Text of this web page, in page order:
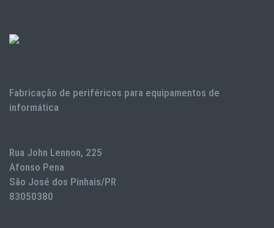
Fabricação de periféricos para equipamentos de
informática
Rua John Lennon, 225
Afonso Pena
São José dos Pinhais/PR
83050380